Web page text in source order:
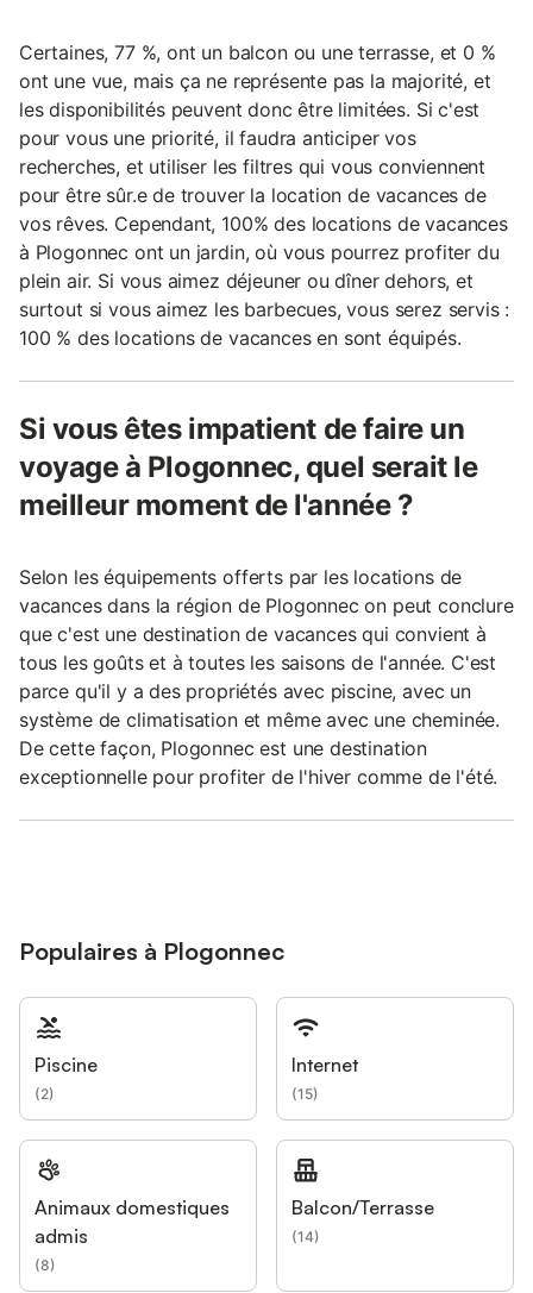
Certaines, 77 %, ont un balcon ou une terrasse, et 0 %
ont une vue, mais ça ne représente pas la majorité, et
les disponibilités peuvent donc être limitées. Si c'est
pour vous une priorité, il faudra anticiper vos
recherches, et utiliser les filtres qui vous conviennent
pour être sûr.e de trouver la location de vacances de
vos rêves. Cependant, 100% des locations de vacances
à Plogonnec ont un jardin, où vous pourrez profiter du
plein air. Si vous aimez déjeuner ou dîner dehors, et
surtout si vous aimez les barbecues, vous serez servis :
100 % des locations de vacances en sont équipés.
Si vous êtes impatient de faire un
voyage à Plogonnec, quel serait le
meilleur moment de l'année ?
Selon les équipements offerts par les locations de
vacances dans la région de Plogonnec on peut conclure
que c'est une destination de vacances qui convient à
tous les goûts et à toutes les saisons de l'année. C'est
parce qu'il y a des propriétés avec piscine, avec un
système de climatisation et même avec une cheminée.
De cette façon, Plogonnec est une destination
exceptionnelle pour profiter de l'hiver comme de l'été.
Populaires à Plogonnec
Piscine
(2)
Internet
(15)
Animaux domestiques
admis
(8)
Balcon/Terrasse
(14)